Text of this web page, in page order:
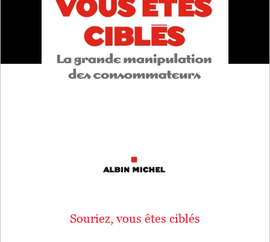
Souriez, vous êtes ciblés